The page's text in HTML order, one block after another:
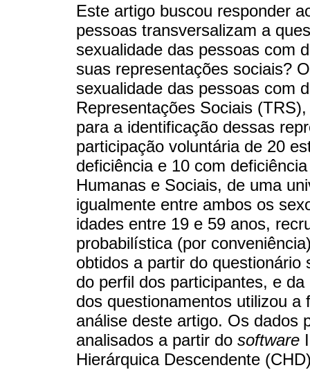
Este artigo buscou responder
pessoas transversalizam a
sexualidade das pessoas com
suas representações sociais?
sexualidade das pessoas com
Representações Sociais
para a identificação dessas
participação voluntária de 20
deficiência e 10 com
Humanas e Sociais, de uma
igualmente entre ambos os
idades entre 19 e 59 anos,
probabilística (por
obtidos a partir do
do perfil dos participantes, e
dos questionamentos utilizou
análise deste artigo. Os dados
analisados a partir do software
Hierárquica Descendente